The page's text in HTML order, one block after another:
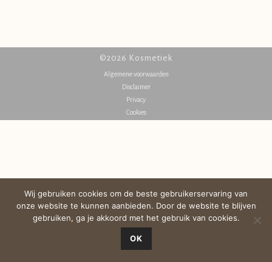
©2026 Kosmetiek
Algemene voorwaarden
Disclaimer
Privacy
Cookies
Wij gebruiken cookies om de beste gebruikerservaring van
onze website te kunnen aanbieden. Door de website te blijven
gebruiken, ga je akkoord met het gebruik van cookies.
OK